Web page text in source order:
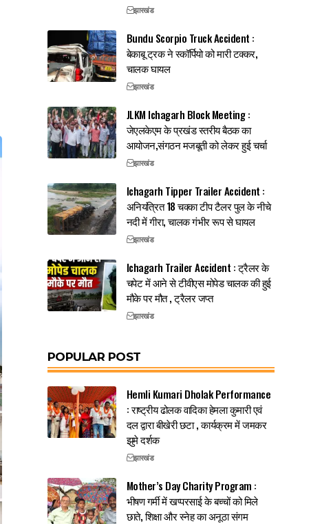
झारखंड
Bundu Scorpio Truck Accident :
बेकाबू ट्रक ने स्कॉर्पियो को मारी टक्कर,
चालक घायल
झारखंड
JLKM Ichagarh Block Meeting :
जेएलकेएम के प्रखंड स्तरीय बैठक का
आयोजन,संगठन मजबूती को लेकर हुई चर्चा
झारखंड
Ichagarh Tipper Trailer Accident :
अनियंत्रित 18 चक्का टीप टैलर पुल के नीचे
नदी में गीरा, चालक गंभीर रूप से घायल
झारखंड
Ichagarh Trailer Accident : ट्रैलर के
चपेट में आने से टीवीएस मोपेड चालक की हुई
मौके पर मौत , ट्रैलर जप्त
झारखंड
POPULAR POST
Hemli Kumari Dholak Performance
: राष्ट्रीय ढोलक वादिका हेमला कुमारी एवं
दल द्वारा बीखेरी छटा , कार्यक्रम में जमकर
झुमे दर्शक
झारखंड
Mother’s Day Charity Program :
भीषण गर्मी में खप्परसाई के बच्चों को मिले
छाते, शिक्षा और स्नेह का अनूठा संगम